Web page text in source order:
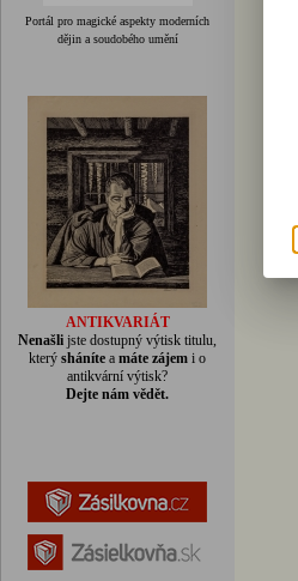
Portál pro magické aspekty moderních
dějin a soudobého umění
ANTIKVARIÁT
Nenašli jste dostupný výtisk titulu,
který sháníte a máte zájem i o
antikvární výtisk?
Dejte nám vědět.